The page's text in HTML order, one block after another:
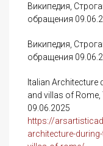
Википедия,
обращения
Википедия,
обращения
Italian Architecture
and villas of
09.06.2025
https://
architecture-